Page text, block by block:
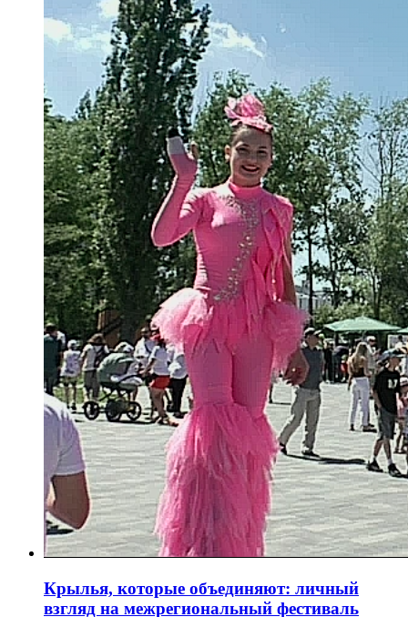
Крылья, которые объединяют: личный
взгляд на межрегиональный фестиваль